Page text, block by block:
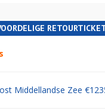
Middellandse Zee